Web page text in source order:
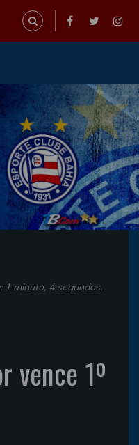
1 minuto, 4 segundos.
vence 1º